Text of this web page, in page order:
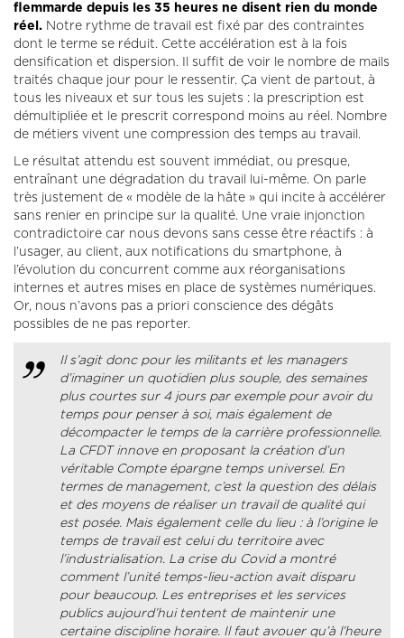
flemmarde depuis les 35 heures ne disent rien du monde
réel. Notre rythme de travail est fixé par des contraintes
dont le terme se réduit. Cette accélération est à la fois
densification et dispersion. Il suffit de voir le nombre de mails
traités chaque jour pour le ressentir. Ça vient de partout, à
tous les niveaux et sur tous les sujets : la prescription est
démultipliée et le prescrit correspond moins au réel. Nombre
de métiers vivent une compression des temps au travail.
Le résultat attendu est souvent immédiat, ou presque,
entraînant une dégradation du travail lui-même. On parle
très justement de « modèle de la hâte » qui incite à accélérer
sans renier en principe sur la qualité. Une vraie injonction
contradictoire car nous devons sans cesse être réactifs : à
l’usager, au client, aux notifications du smartphone, à
l’évolution du concurrent comme aux réorganisations
internes et autres mises en place de systèmes numériques.
Or, nous n’avons pas a priori conscience des dégâts
possibles de ne pas reporter.
Il s’agit donc pour les militants et les managers
d’imaginer un quotidien plus souple, des semaines
plus courtes sur 4 jours par exemple pour avoir du
temps pour penser à soi, mais également de
décompacter le temps de la carrière professionnelle.
La CFDT innove en proposant la création d’un
véritable Compte épargne temps universel. En
termes de management, c’est la question des délais
et des moyens de réaliser un travail de qualité qui
est posée. Mais également celle du lieu : à l’origine le
temps de travail est celui du territoire avec
l’industrialisation. La crise du Covid a montré
comment l’unité temps-lieu-action avait disparu
pour beaucoup. Les entreprises et les services
publics aujourd’hui tentent de maintenir une
certaine discipline horaire. Il faut avouer qu’à l’heure